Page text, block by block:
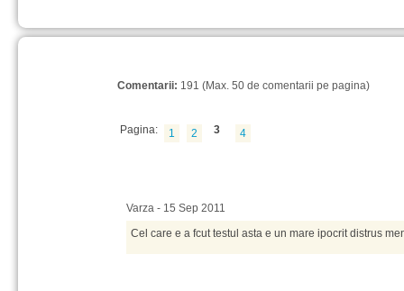
Comentarii: 191 (Max. 50 de comentarii pe pagina)
Pagina: 1 2 3 4
Varza - 15 Sep 2011
Cel care e a fcut testul asta e un mare ipocrit distrus